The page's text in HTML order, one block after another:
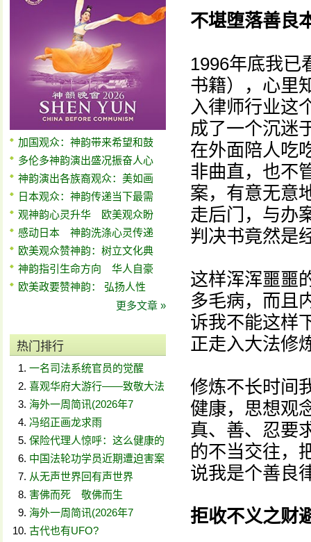
加国观众：神韵带来希望和鼓
多伦多神韵演出盛况振奋人心
神韵演出各族裔观众：美如画
日本观众：神韵传递当下最需
观神韵心灵升华 欧美观众盼
感动日本 神韵洗涤心灵传递
欧美观众赞神韵：树立文化典
神韵指引生命方向 华人自豪
欧美政要赞神韵： 弘扬人性
更多文章 »
热门排行
一名司法系统官员的觉醒
喜观华府大游行——致敬大法
海外一周简讯(2026年7
冯绍正画龙求雨
保险代理人惊呼：这么健康的
中国法轮功学员近期遭迫害案
从无声世界回有声世界
害佛而死 敬佛而生
海外一周简讯(2026年7
古代也有UFO?
不堪堕落善良
1996年底我已
书籍），心里
入律师行业这
成了一个沉迷
在外面陪人吃
非曲直，也不
案，有意无意
走后门，与办
判决书竟然是
这样浑浑噩噩
多毛病，而且
诉我不能这样
正走入大法修
修炼不长时间
健康，思想观
真、善、忍要
的不当交往，
说我是个善良
拒收不义之财